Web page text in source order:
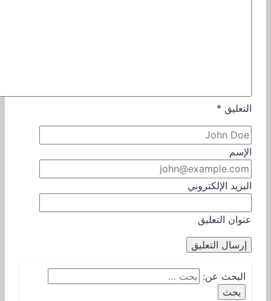
التعليق *
الإسم
البريد الإلكتروني
عنوان التعليق
البحث عن: